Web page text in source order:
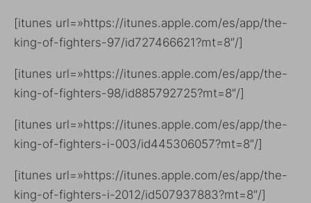
[itunes url=»https://itunes.apple.com/es/app/the-
king-of-fighters-97/id727466621?mt=8″/]
[itunes url=»https://itunes.apple.com/es/app/the-
king-of-fighters-98/id885792725?mt=8″/]
[itunes url=»https://itunes.apple.com/es/app/the-
king-of-fighters-i-003/id445306057?mt=8″/]
[itunes url=»https://itunes.apple.com/es/app/the-
king-of-fighters-i-2012/id507937883?mt=8″/]